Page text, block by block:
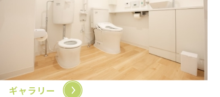
ギャラリー